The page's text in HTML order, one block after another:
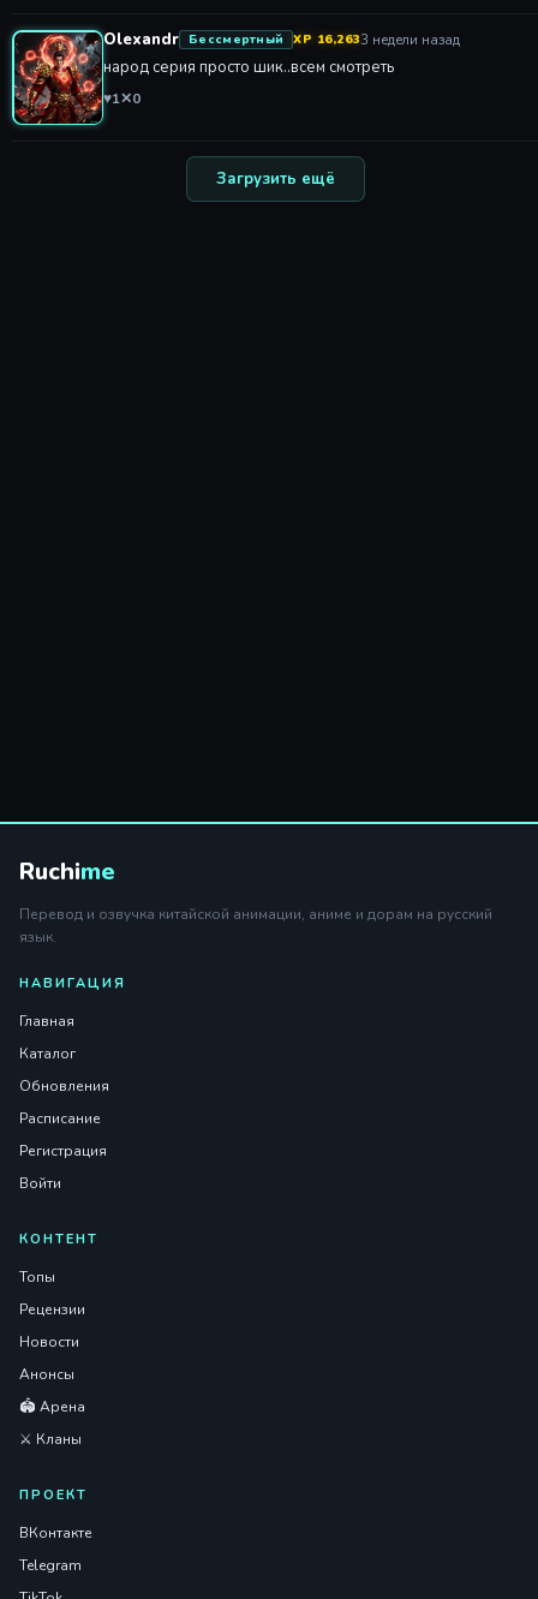
Olexandr Бессмертный XP 16,2633 недели назад
народ серия просто шик..всем смотреть
♥1✕0
Загрузить ещё
Ruchime
Перевод и озвучка китайской анимации, аниме и дорам на русский
язык.
НАВИГАЦИЯ
Главная
Каталог
Обновления
Расписание
Регистрация
Войти
КОНТЕНТ
Топы
Рецензии
Новости
Анонсы
🏟️ Арена
⚔️ Кланы
ПРОЕКТ
ВКонтакте
Telegram